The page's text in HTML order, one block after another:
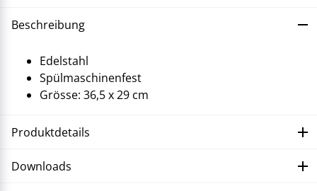
Beschreibung
Edelstahl
Spülmaschinenfest
Grösse: 36,5 x 29 cm
Produktdetails
Downloads